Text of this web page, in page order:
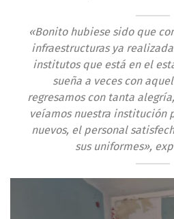
«Bonito hubiese sido que
infraestructuras ya
institutos que está en el
sueña a veces con
regresamos con tanta
veíamos nuestra institución
nuevos, el personal
sus uniformes»,